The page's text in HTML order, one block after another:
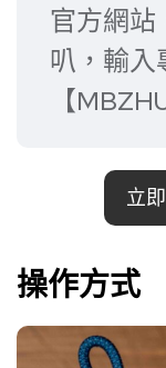
官方網站
叭，輸入
【
立
操作方式